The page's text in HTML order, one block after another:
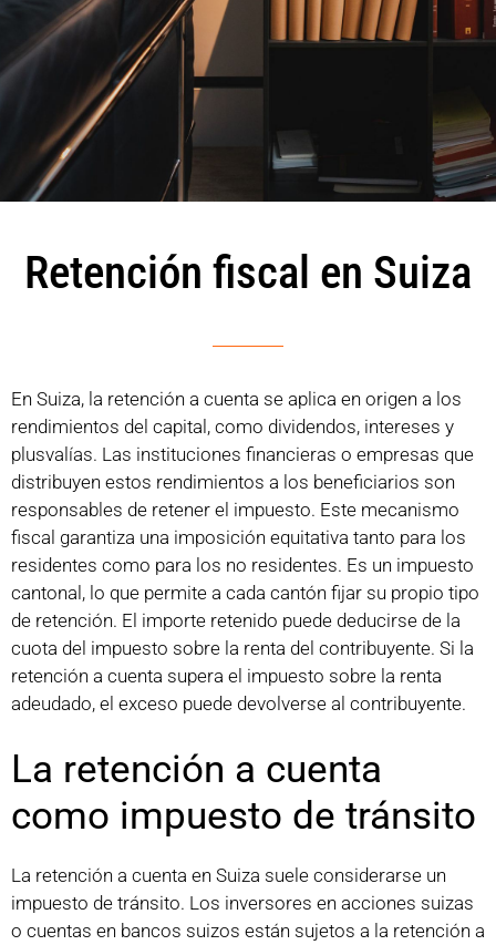
Retención fiscal en Suiza
En Suiza, la retención a cuenta se aplica en origen a los
rendimientos del capital, como dividendos, intereses y
plusvalías. Las instituciones financieras o empresas que
distribuyen estos rendimientos a los beneficiarios son
responsables de retener el impuesto. Este mecanismo
fiscal garantiza una imposición equitativa tanto para los
residentes como para los no residentes. Es un impuesto
cantonal, lo que permite a cada cantón fijar su propio tipo
de retención. El importe retenido puede deducirse de la
cuota del impuesto sobre la renta del contribuyente. Si la
retención a cuenta supera el impuesto sobre la renta
adeudado, el exceso puede devolverse al contribuyente.
La retención a cuenta
como impuesto de tránsito
La retención a cuenta en Suiza suele considerarse un
impuesto de tránsito. Los inversores en acciones suizas
o cuentas en bancos suizos están sujetos a la retención a